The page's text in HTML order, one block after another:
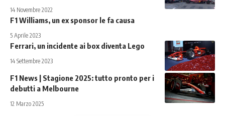
14 Novembre 2022
F1 Williams, un ex sponsor le fa causa
5 Aprile 2023
Ferrari, un incidente ai box diventa Lego
14 Settembre 2023
F1 News | Stagione 2025: tutto pronto per i
debutti a Melbourne
12 Marzo 2025